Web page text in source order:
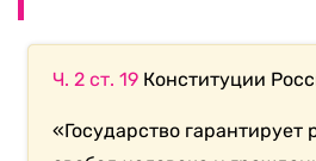
Ч. 2 ст. 19 Конституции
«Государство гарантирует